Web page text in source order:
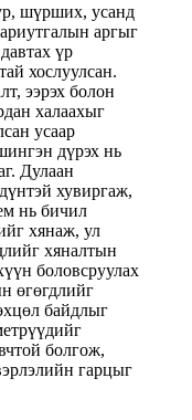
шүрших, усанд
аргыг
үр
хослуулсан.
ээрэх болон
халаахыг
усаар
дүрэх нь
Дулаан
хувиргаж,
нь бичил
хянаж, ул
хяналтын
боловсруулах
өгөгдлийг
байдлыг
болгож,
гарцыг